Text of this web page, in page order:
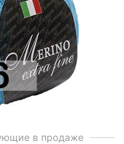
в продаже